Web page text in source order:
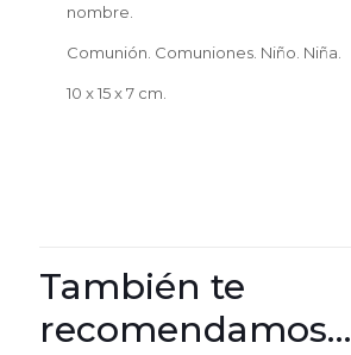
nombre.
Comunión. Comuniones. Niño. Niña.
10 x 15 x 7 cm.
También te
recomendamos…